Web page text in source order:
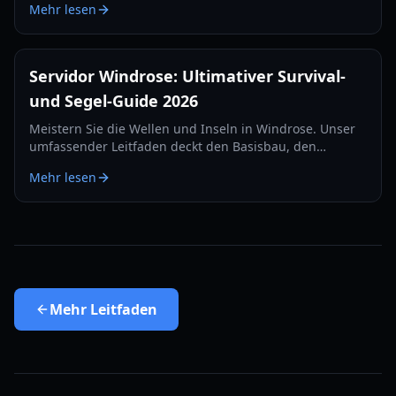
Verteidigungsgegenstände und Taktiken für 2026.
Mehr lesen
Servidor Windrose: Ultimativer Survival-
und Segel-Guide 2026
Meistern Sie die Wellen und Inseln in Windrose. Unser
umfassender Leitfaden deckt den Basisbau, den
Mehr lesen
Mehr Leitfaden